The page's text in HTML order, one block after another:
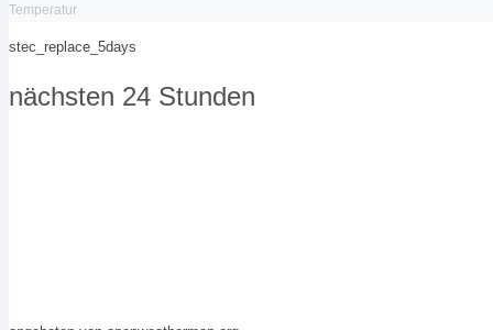
Temperatur
stec_replace_5days
nächsten 24 Stunden